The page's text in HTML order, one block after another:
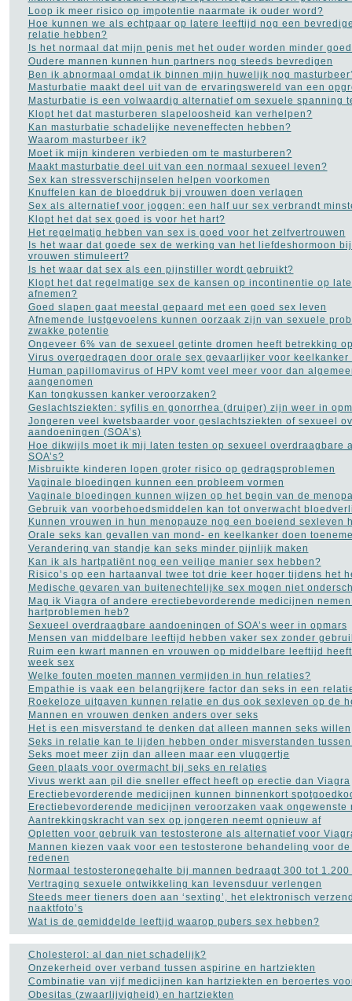
Loop ik meer risico op impotentie naarmate ik ouder word?
Hoe kunnen we als echtpaar op latere leeftijd nog een
relatie hebben?
Is het normaal dat mijn penis met het ouder worden minder
Oudere mannen kunnen hun partners nog steeds bevredigen
Ben ik abnormaal omdat ik binnen mijn huwelijk nog
Masturbatie maakt deel uit van de ervaringswereld van een
Masturbatie is een volwaardig alternatief om sexuele spanning
Klopt het dat masturberen slapeloosheid kan verhelpen?
Kan masturbatie schadelijke neveneffecten hebben?
Waarom masturbeer ik?
Moet ik mijn kinderen verbieden om te masturberen?
Maakt masturbatie deel uit van een normaal sexueel leven?
Sex kan stressverschijnselen helpen voorkomen
Knuffelen kan de bloeddruk bij vrouwen doen verlagen
Sex als alternatief voor joggen: een half uur sex verbrandt
Klopt het dat sex goed is voor het hart?
Het regelmatig hebben van sex is goed voor het zelfvertrouwen
Is het waar dat goede sex de werking van het liefdeshormoon
vrouwen stimuleert?
Is het waar dat sex als een pijnstiller wordt gebruikt?
Klopt het dat regelmatige sex de kansen op incontinentie op
afnemen?
Goed slapen gaat meestal gepaard met een goed sex leven
Afnemende lustgevoelens kunnen oorzaak zijn van sexuele
zwakke potentie
Ongeveer 6% van de sexueel getinte dromen heeft betrekking
Virus overgedragen door orale sex gevaarlijker voor keelkanker
Human papillomavirus of HPV komt veel meer voor dan
aangenomen
Kan tongkussen kanker veroorzaken?
Geslachtsziekten: syfilis en gonorrhea (druiper) zijn weer in
Jongeren veel kwetsbaarder voor geslachtsziekten of sexueel
aandoeningen (SOA’s)
Hoe dikwijls moet ik mij laten testen op sexueel overdraagbare
SOA’s?
Misbruikte kinderen lopen groter risico op gedragsproblemen
Vaginale bloedingen kunnen een probleem vormen
Vaginale bloedingen kunnen wijzen op het begin van de
Gebruik van voorbehoedsmiddelen kan tot onverwacht
Kunnen vrouwen in hun menopauze nog een boeiend sexleven
Orale seks kan gevallen van mond- en keelkanker doen
Verandering van standje kan seks minder pijnlijk maken
Kan ik als hartpatiënt nog een veilige manier sex hebben?
Risico’s op een hartaanval twee tot drie keer hoger tijdens het
Medische gevaren van buitenechtelijke sex mogen niet
Mag ik Viagra of andere erectiebevorderende medicijnen
hartproblemen heb?
Sexueel overdraagbare aandoeningen of SOA’s weer in opmars
Mensen van middelbare leeftijd hebben vaker sex zonder
Ruim een kwart mannen en vrouwen op middelbare leeftijd
week sex
Welke fouten moeten mannen vermijden in hun relaties?
Empathie is vaak een belangrijkere factor dan seks in een
Roekeloze uitgaven kunnen relatie en dus ook sexleven op de
Mannen en vrouwen denken anders over seks
Het is een misverstand te denken dat alleen mannen seks willen
Seks in relatie kan te lijden hebben onder misverstanden
Seks moet meer zijn dan alleen maar een vluggertje
Geen plaats voor overmacht bij seks en relaties
Vivus werkt aan pil die sneller effect heeft op erectie dan Viagra
Erectiebevorderende medicijnen kunnen binnenkort
Erectiebevorderende medicijnen veroorzaken vaak ongewenste
Aantrekkingskracht van sex op jongeren neemt opnieuw af
Opletten voor gebruik van testosterone als alternatief voor
Mannen kiezen vaak voor een testosterone behandeling voor
redenen
Normaal testosteronegehalte bij mannen bedraagt 300 tot 1.200
Vertraging sexuele ontwikkeling kan levensduur verlengen
Steeds meer tieners doen aan ‘sexting’, het elektronisch
naaktfoto’s
Wat is de gemiddelde leeftijd waarop pubers sex hebben?
Cholesterol: al dan niet schadelijk?
Onzekerheid over verband tussen aspirine en hartziekten
Combinatie van vijf medicijnen kan hartziekten en beroertes
Obesitas (zwaarlijvigheid) en hartziekten